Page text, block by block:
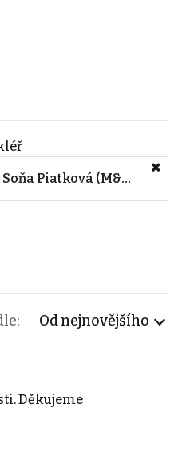
Soňa Piatková (M&M reality)
Od nejnovějšího
Děkujeme